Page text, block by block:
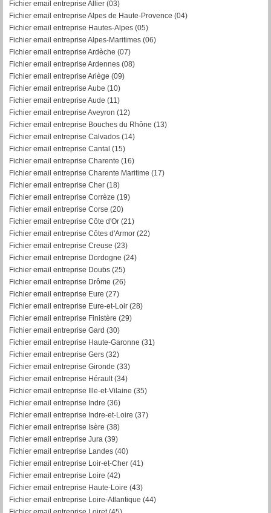
Fichier email entreprise Allier (03)
Fichier email entreprise Alpes de Haute-Provence (04)
Fichier email entreprise Hautes-Alpes (05)
Fichier email entreprise Alpes-Maritimes (06)
Fichier email entreprise Ardèche (07)
Fichier email entreprise Ardennes (08)
Fichier email entreprise Ariège (09)
Fichier email entreprise Aube (10)
Fichier email entreprise Aude (11)
Fichier email entreprise Aveyron (12)
Fichier email entreprise Bouches du Rhône (13)
Fichier email entreprise Calvados (14)
Fichier email entreprise Cantal (15)
Fichier email entreprise Charente (16)
Fichier email entreprise Charente Maritime (17)
Fichier email entreprise Cher (18)
Fichier email entreprise Corrèze (19)
Fichier email entreprise Corse (20)
Fichier email entreprise Côte d'Or (21)
Fichier email entreprise Côtes d'Armor (22)
Fichier email entreprise Creuse (23)
Fichier email entreprise Dordogne (24)
Fichier email entreprise Doubs (25)
Fichier email entreprise Drôme (26)
Fichier email entreprise Eure (27)
Fichier email entreprise Eure-et-Loir (28)
Fichier email entreprise Finistère (29)
Fichier email entreprise Gard (30)
Fichier email entreprise Haute-Garonne (31)
Fichier email entreprise Gers (32)
Fichier email entreprise Gironde (33)
Fichier email entreprise Hérault (34)
Fichier email entreprise Ille-et-Vilaine (35)
Fichier email entreprise Indre (36)
Fichier email entreprise Indre-et-Loire (37)
Fichier email entreprise Isère (38)
Fichier email entreprise Jura (39)
Fichier email entreprise Landes (40)
Fichier email entreprise Loir-et-Cher (41)
Fichier email entreprise Loire (42)
Fichier email entreprise Haute-Loire (43)
Fichier email entreprise Loire-Atlantique (44)